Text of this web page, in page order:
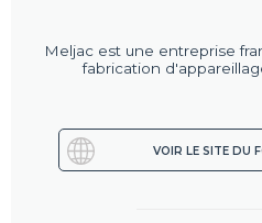
Meljac est une entreprise
fabrication
VOIR LE SITE DU